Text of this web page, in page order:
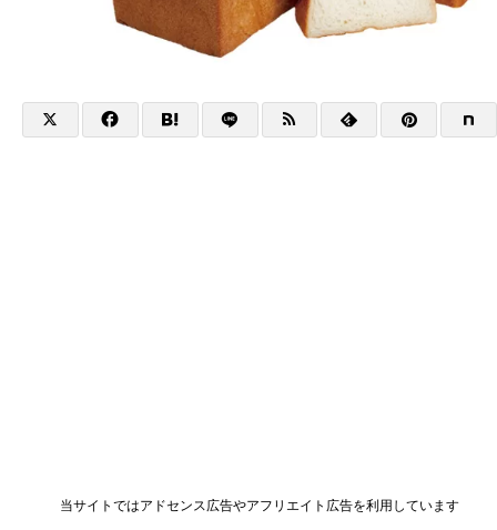
当サイトではアドセンス広告やアフリエイト広告を利用しています